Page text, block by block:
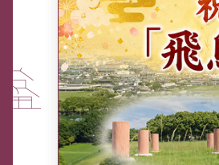
中東情勢や原油価格上昇の影響
を受ける中小企業向け相談窓口
について